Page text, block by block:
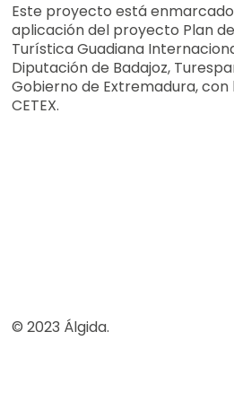
Este proyecto está
aplicación del proyecto Plan
Turística Guadiana
Diputación de Badajoz,
Gobierno de Extremadura,
CETEX.
© 2023 Álgida.